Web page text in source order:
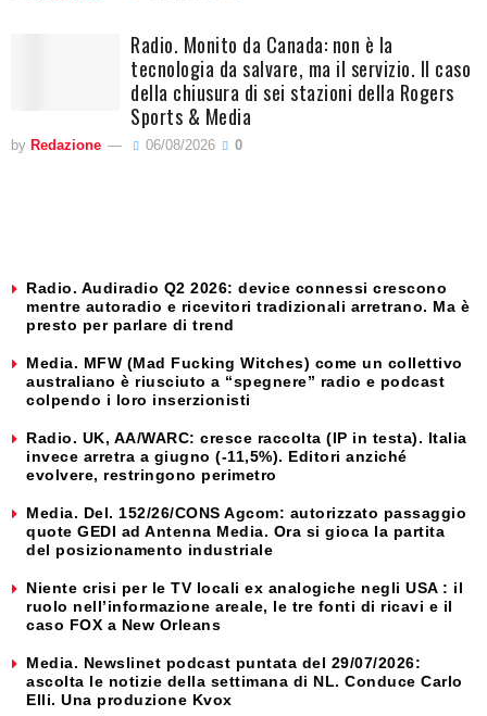
Radio. Monito da Canada: non è la
tecnologia da salvare, ma il servizio. Il caso
della chiusura di sei stazioni della Rogers
Sports & Media
by Redazione 06/08/2026 0
Radio. Audiradio Q2 2026: device connessi crescono
mentre autoradio e ricevitori tradizionali arretrano. Ma è
presto per parlare di trend
Media. MFW (Mad Fucking Witches) come un collettivo
australiano è riusciuto a “spegnere” radio e podcast
colpendo i loro inserzionisti
Radio. UK, AA/WARC: cresce raccolta (IP in testa). Italia
invece arretra a giugno (-11,5%). Editori anziché
evolvere, restringono perimetro
Media. Del. 152/26/CONS Agcom: autorizzato passaggio
quote GEDI ad Antenna Media. Ora si gioca la partita
del posizionamento industriale
Niente crisi per le TV locali ex analogiche negli USA : il
ruolo nell’informazione areale, le tre fonti di ricavi e il
caso FOX a New Orleans
Media. Newslinet podcast puntata del 29/07/2026:
ascolta le notizie della settimana di NL. Conduce Carlo
Elli. Una produzione Kvox